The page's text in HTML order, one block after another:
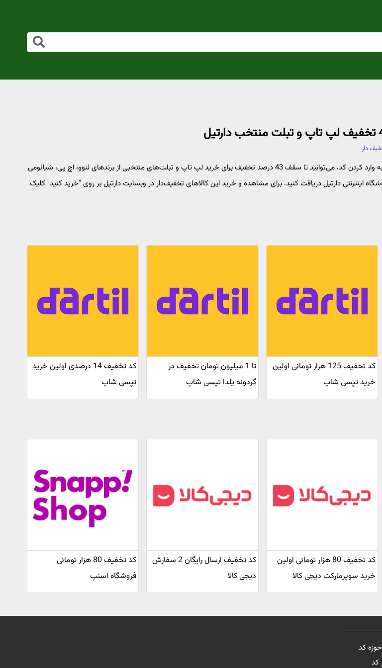
دار
بدون نیاز به وارد کردن کد، می‌توانید تا سقف 43 درصد تخفیف برای خرید لپ تاپ و تبلت‌های منتخبی از برندهای لنوو، اچ پی، شیائومی
اینترنتی دارتیل دریافت کنید. برای مشاهده و خرید این کالاهای تخفیف‌دار در وبسایت دارتیل بر روی "خرید کنید" کلیک
کد تخفیف 125 هزار تومانی اولین
خرید تپسی شاپ
تا 1 میلیون تومان تخفیف در
گردونه یلدا تپسی شاپ
کد تخفیف 14 درصدی اولین خرید
تپسی شاپ
کد تخفیف 80 هزار تومانی اولین
خرید سوپرمارکت دیجی کالا
کد تخفیف ارسال رایگان 2 سفارش
دیجی کالا
کد تخفیف 80 هزار تومانی
فروشگاه اسنپ
کد
کد